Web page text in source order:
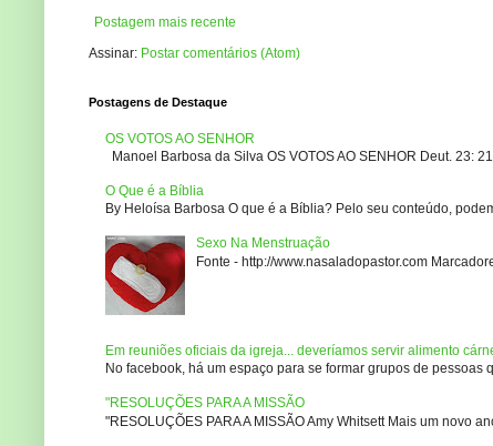
Postagem mais recente
Assinar: Postar comentários (Atom)
Postagens de Destaque
OS VOTOS AO SENHOR
Manoel Barbosa da Silva OS VOTOS AO SENHOR Deut.
O Que é a Bíblia
By Heloísa Barbosa O que é a Bíblia? Pelo seu conteúdo,
Sexo Na Menstruação
Fonte - http://www.nasaladopastor.com
Em reuniões oficiais da igreja... deveríamos servir alimento
No facebook, há um espaço para se formar grupos de
"RESOLUÇÕES PARA A MISSÃO
"RESOLUÇÕES PARA A MISSÃO Amy Whitsett Mais um novo